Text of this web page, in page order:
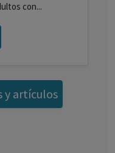
con...
y artículos